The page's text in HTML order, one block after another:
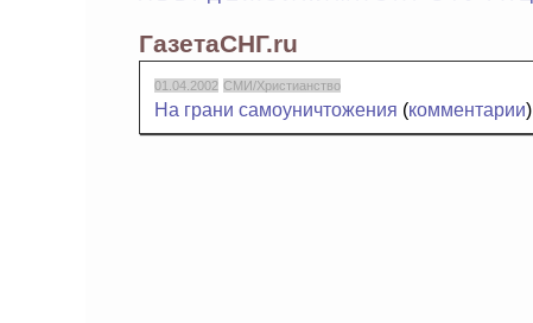
ГазетаСНГ.ru
01.04.2002 СМИ/Христианство
На грани самоуничтожения (комментарии)